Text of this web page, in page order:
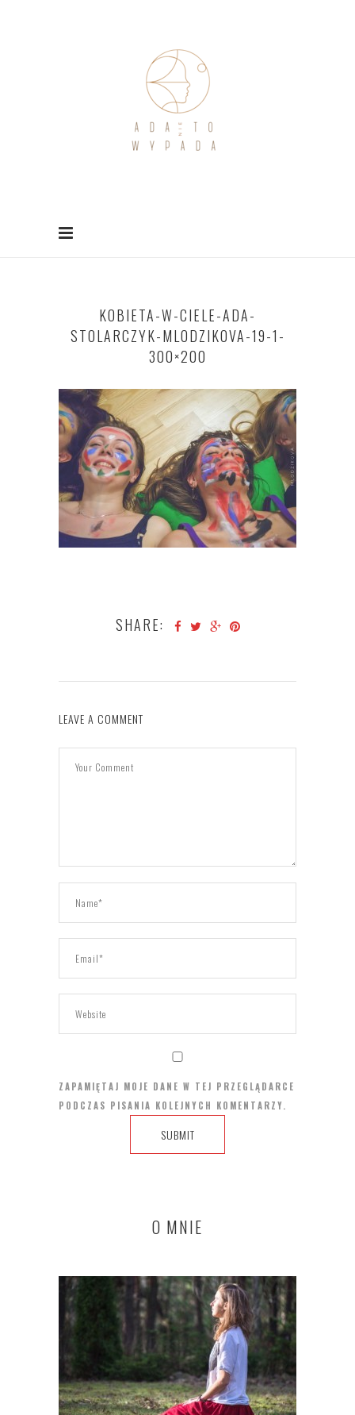
KOBIETA-W-CIELE-ADA-
STOLARCZYK-MLODZIKOVA-19-1-
300×200
SHARE:
LEAVE A COMMENT
ZAPAMIĘTAJ MOJE DANE W TEJ PRZEGLĄDARCE
PODCZAS PISANIA KOLEJNYCH KOMENTARZY.
O MNIE